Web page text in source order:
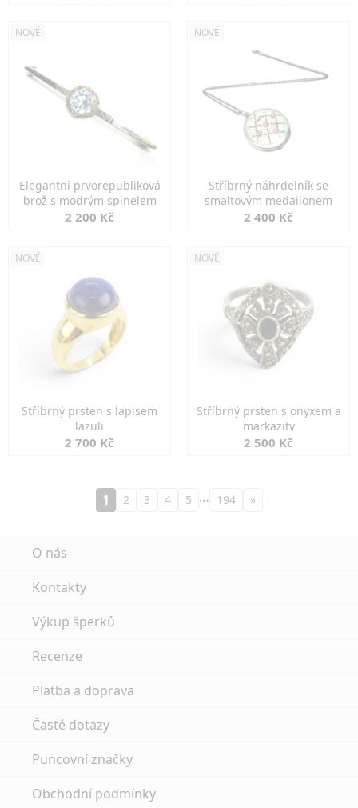
NOVÉ
Elegantní prvorepubliková
brož s modrým spinelem
2 200 Kč
NOVÉ
Stříbrný náhrdelník se
smaltovým medailonem
2 400 Kč
NOVÉ
Stříbrný prsten s lapisem
lazuli
2 700 Kč
NOVÉ
Stříbrný prsten s onyxem a
markazity
2 500 Kč
1 2 3 4 5 … 194 »
O nás
Kontakty
Výkup šperků
Recenze
Platba a doprava
Časté dotazy
Puncovní značky
Obchodní podmínky